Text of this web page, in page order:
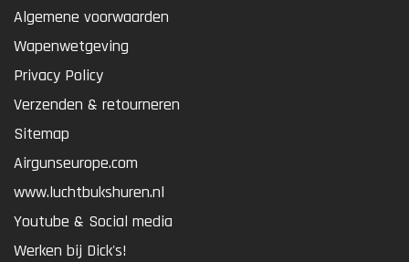
Algemene voorwaarden
Wapenwetgeving
Privacy Policy
Verzenden & retourneren
Sitemap
Airgunseurope.com
www.luchtbukshuren.nl
Youtube & Social media
Werken bij Dick's!